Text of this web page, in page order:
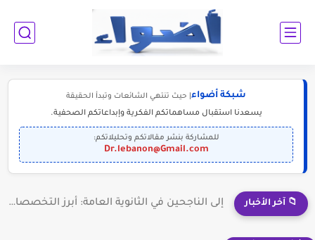
شبكة أضواء | حيث تنتهي الشائعات وتبدأ الحقيقة
يسعدنا استقبال مساهماتكم الفكرية وإبداعاتكم الصحفية.
للمشاركة بنشر مقالاتكم وتحليلاتكم:
Dr.lebanon@Gmail.com
📁 آخر الأخبار إلى الناجحين في الثانوية العامة: أبرز التخصصات المطلوبة للمستقبل (2030-2050)